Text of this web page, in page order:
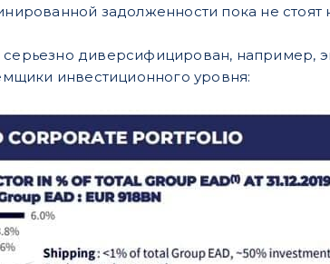
задолженности пока не стоят
диверсифицирован, например,
инвестиционного уровня: